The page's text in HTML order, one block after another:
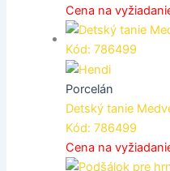
Cena na
Porcelán
Detský tanie
Kód: 786499
Cena na